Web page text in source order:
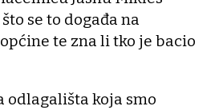
se to događa na
te zna li tko je bacio
odlagališta koja smo